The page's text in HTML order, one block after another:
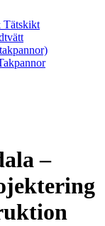
Tätskikt
–